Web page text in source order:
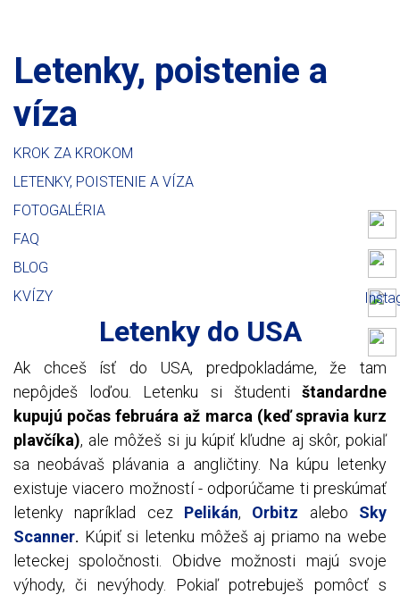
Letenky, poistenie a
víza
KROK ZA KROKOM
LETENKY, POISTENIE A VÍZA
FOTOGALÉRIA
FAQ
BLOG
KVÍZY
Letenky do USA
Ak chceš ísť do USA, predpokladáme, že tam
nepôjdeš loďou. Letenku si študenti štandardne
kupujú počas februára až marca (keď spravia kurz
plavčíka), ale môžeš si ju kúpiť kľudne aj skôr, pokiaľ
sa neobávaš plávania a angličtiny. Na kúpu letenky
existuje viacero možností - odporúčame ti preskúmať
letenky napríklad cez Pelikán, Orbitz alebo Sky
Scanner. Kúpiť si letenku môžeš aj priamo na webe
leteckej spoločnosti. Obidve možnosti majú svoje
výhody, či nevýhody. Pokiaľ potrebuješ pomôcť s